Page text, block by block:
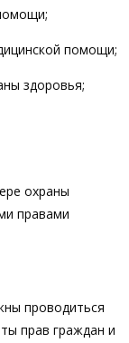
помощи;
здоровья;
охраны
правами
проводиться
прав граждан и